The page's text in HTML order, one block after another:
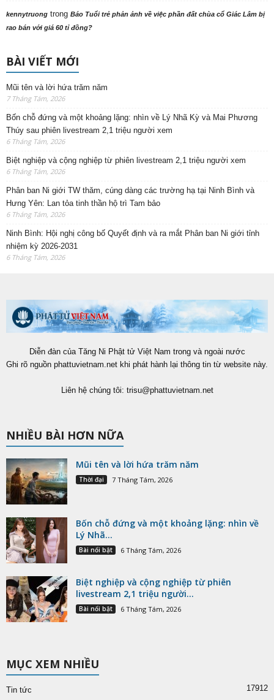
kennytruong trong Báo Tuổi trẻ phản ảnh về việc phần đất chùa cổ Giác Lâm bị
rao bán với giá 60 tỉ đồng?
BÀI VIẾT MỚI
Mũi tên và lời hứa trăm năm
7 Tháng Tám, 2026
Bốn chỗ đứng và một khoảng lặng: nhìn về Lý Nhã Kỳ và Mai Phương
Thúy sau phiên livestream 2,1 triệu người xem
6 Tháng Tám, 2026
Biệt nghiệp và cộng nghiệp từ phiên livestream 2,1 triệu người xem
6 Tháng Tám, 2026
Phân ban Ni giới TW thăm, cúng dàng các trường hạ tại Ninh Bình và
Hưng Yên: Lan tỏa tinh thần hộ trì Tam bảo
6 Tháng Tám, 2026
Ninh Bình: Hội nghị công bố Quyết định và ra mắt Phân ban Ni giới tỉnh
nhiệm kỳ 2026-2031
6 Tháng Tám, 2026
Diễn đàn của Tăng Ni Phật tử Việt Nam trong và ngoài nước
Ghi rõ nguồn phattuvietnam.net khi phát hành lại thông tin từ website này.
Liên hệ chúng tôi: trisu@phattuvietnam.net
NHIỀU BÀI HƠN NỮA
Mũi tên và lời hứa trăm năm
Thời đại 7 Tháng Tám, 2026
Bốn chỗ đứng và một khoảng lặng: nhìn về
Lý Nhã...
Bài nổi bật 6 Tháng Tám, 2026
Biệt nghiệp và cộng nghiệp từ phiên
livestream 2,1 triệu người...
Bài nổi bật 6 Tháng Tám, 2026
MỤC XEM NHIỀU
Tin tức 17912